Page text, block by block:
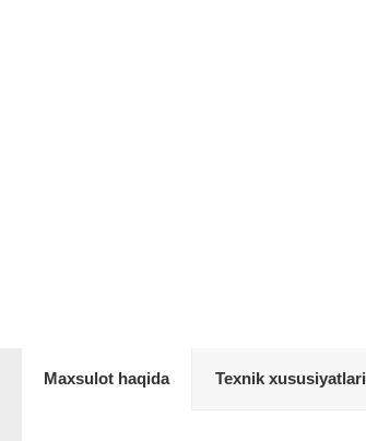
Maxsulot haqida Texnik xususiyatlari